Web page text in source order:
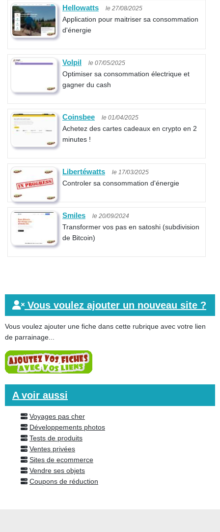
Hellowatts le 27/08/2025
Application pour maitriser sa consommation
d'énergie
Volpil le 07/05/2025
Optimiser sa consommation électrique et
gagner du cash
Coinsbee le 01/04/2025
Achetez des cartes cadeaux en crypto en 2
minutes !
Libertéwatts le 17/03/2025
Controler sa consommation d'énergie
Smiles le 20/09/2024
Transformer vos pas en satoshi (subdivision
de Bitcoin)
Vous voulez ajouter un nouveau site ?
Vous voulez ajouter une fiche dans cette rubrique avec votre lien
de parrainage...
A voir aussi
Voyages pas cher
Développements photos
Tests de produits
Ventes privées
Sites de ecommerce
Vendre ses objets
Coupons de réduction